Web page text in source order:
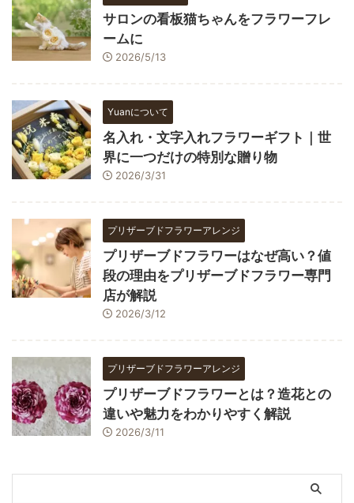
サロンの看板猫ちゃんをフラワーフレ
ームに
2026/5/13
Yuanについて
名入れ・文字入れフラワーギフト｜世
界に一つだけの特別な贈り物
2026/3/31
プリザーブドフラワーアレンジ
プリザーブドフラワーはなぜ高い？値
段の理由をプリザーブドフラワー専門
店が解説
2026/3/12
プリザーブドフラワーアレンジ
プリザーブドフラワーとは？造花との
違いや魅力をわかりやすく解説
2026/3/11